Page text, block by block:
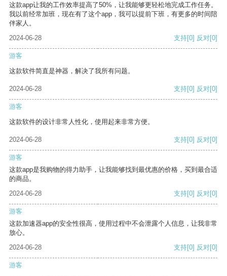
这款app让我的工作效率提高了50%，让我能够更轻松地完成工作任务。
我以前经常加班，现在有了这个app，我可以提前下班，有更多的时间陪
伴家人。
2024-06-28
支持[0] 反对[0]
游客
这款软件简直是神器，解决了我所有问题。
2024-06-28 支持[0] 反对[0]
游客
这款软件的设计非常人性化，使用起来非常方便。
2024-06-28 支持[0] 反对[0]
游客
这款app是我购物的得力助手，让我能够找到最优惠的价格，买到最合适
的商品。
2024-06-28
支持[0] 反对[0]
游客
这款加速器app的安全性很高，使用过程中不会泄露个人信息，让我非常
放心。
2024-06-28
支持[0] 反对[0]
游客